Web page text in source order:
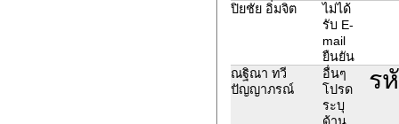
ปิยชัย อิ่มจิต
ไม่ได้
รับ E-
mail
ยืนยัน
ณฐิณา ทวี
ปัญญาภรณ์
อื่นๆ
โปรด
ระบุ
ด้าน
ร